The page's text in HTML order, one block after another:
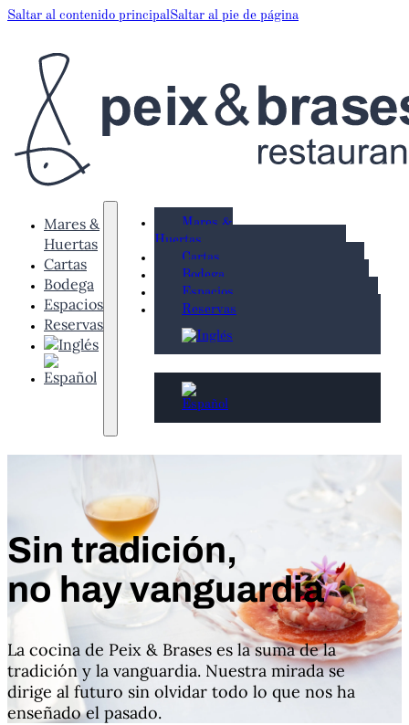
Saltar al contenido principalSaltar al pie de página
Mares &
Huertas
Cartas
Bodega
Espacios
Reservas
Mares &
Huertas
Cartas
Bodega
Espacios
Reservas
Sin tradición,
no hay vanguardia
La cocina de Peix & Brases es la suma de la
tradición y la vanguardia. Nuestra mirada se
dirige al futuro sin olvidar todo lo que nos ha
enseñado el pasado.